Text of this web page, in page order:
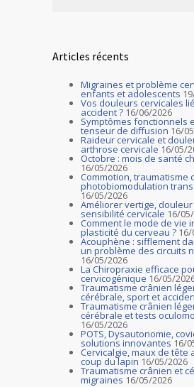
Articles récents
Migraines et problème
enfants et adolescents
Vos douleurs cervicales
accident ? 16/06/2026
Symptômes fonctionnels
tenseur de diffusion 16/
Raideur cervicale et
arthrose cervicale 16/05/
Octobre : mois de santé
16/05/2026
Commotion, traumatisme
photobiomodulation
16/05/2026
Améliorer vertige,
sensibilité cervicale 16/
Comment le mode de vie
plasticité du cerveau ?
Acouphène : sifflement
un problème des circuits
16/05/2026
La Chiropraxie efficace
cervicogénique 16/05/
Traumatisme crânien
cérébrale, sport et
Traumatisme crânien
cérébrale et tests
16/05/2026
POTS, Dysautonomie,
solutions innovantes 16/
Cervicalgie, maux de tête
coup du lapin 16/05/2026
Traumatisme crânien et
migraines 16/05/2026